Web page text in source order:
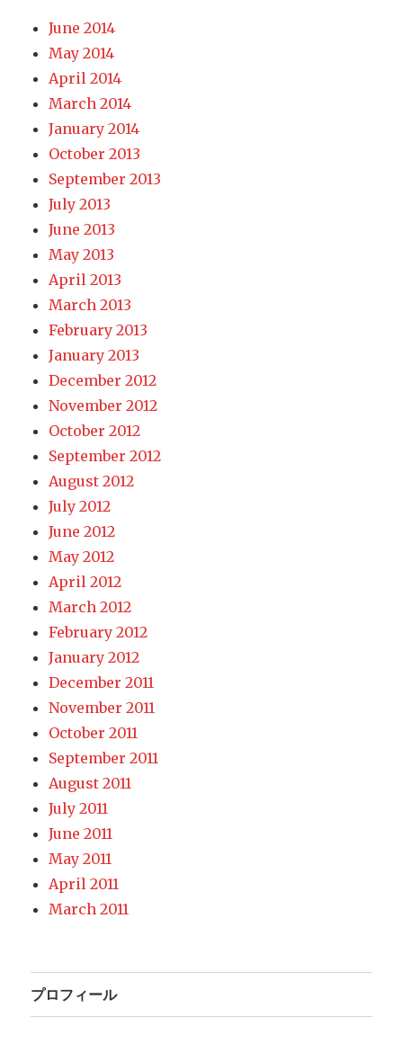
June 2014
May 2014
April 2014
March 2014
January 2014
October 2013
September 2013
July 2013
June 2013
May 2013
April 2013
March 2013
February 2013
January 2013
December 2012
November 2012
October 2012
September 2012
August 2012
July 2012
June 2012
May 2012
April 2012
March 2012
February 2012
January 2012
December 2011
November 2011
October 2011
September 2011
August 2011
July 2011
June 2011
May 2011
April 2011
March 2011
プロフィール